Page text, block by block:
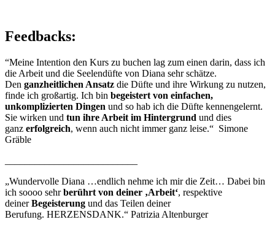
Feedbacks:
“Meine Intention den Kurs zu buchen lag zum einen darin, dass ich
die Arbeit und die Seelendüfte von Diana sehr schätze.
Den ganzheitlichen Ansatz die Düfte und ihre Wirkung zu nutzen,
finde ich großartig. Ich bin begeistert von einfachen,
unkomplizierten Dingen und so hab ich die Düfte kennengelernt.
Sie wirken und tun ihre Arbeit im Hintergrund und dies
ganz erfolgreich, wenn auch nicht immer ganz leise.“ Simone
Gräble
„Wundervolle Diana …endlich nehme ich mir die Zeit… Dabei bin
ich soooo sehrberührt von deiner ‚Arbeit‘, respektive
deinerBegeisterung und das Teilen deiner
Berufung. HERZENSDANK.“ Patrizia Altenburger